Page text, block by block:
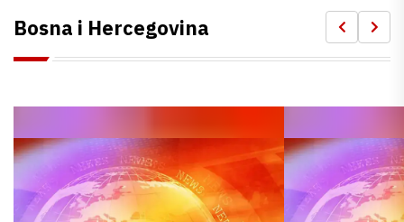
Bosna i Hercegovina